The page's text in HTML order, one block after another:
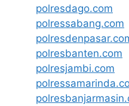
polresdago.com
polressabang.com
polresbanten.com
polresjambi.com